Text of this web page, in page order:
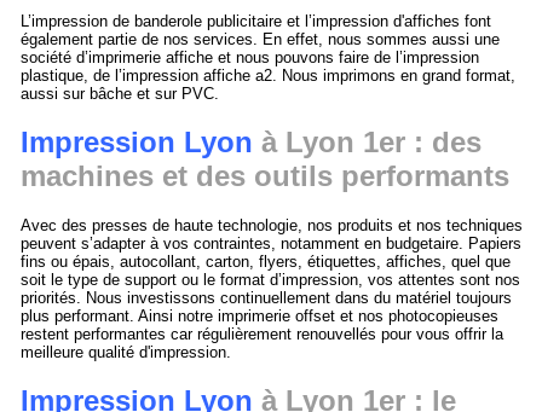
L’impression de banderole publicitaire et l’impression d'affiches font
également partie de nos services. En effet, nous sommes aussi une
société d’imprimerie affiche et nous pouvons faire de l’impression
plastique, de l’impression affiche a2. Nous imprimons en grand format,
aussi sur bâche et sur PVC.
Impression Lyon à Lyon 1er : des
machines et des outils performants
Avec des presses de haute technologie, nos produits et nos techniques
peuvent s’adapter à vos contraintes, notamment en budgetaire. Papiers
fins ou épais, autocollant, carton, flyers, étiquettes, affiches, quel que
soit le type de support ou le format d’impression, vos attentes sont nos
priorités. Nous investissons continuellement dans du matériel toujours
plus performant. Ainsi notre imprimerie offset et nos photocopieuses
restent performantes car régulièrement renouvellés pour vous offrir la
meilleure qualité d'impression.
Impression Lyon à Lyon 1er : le